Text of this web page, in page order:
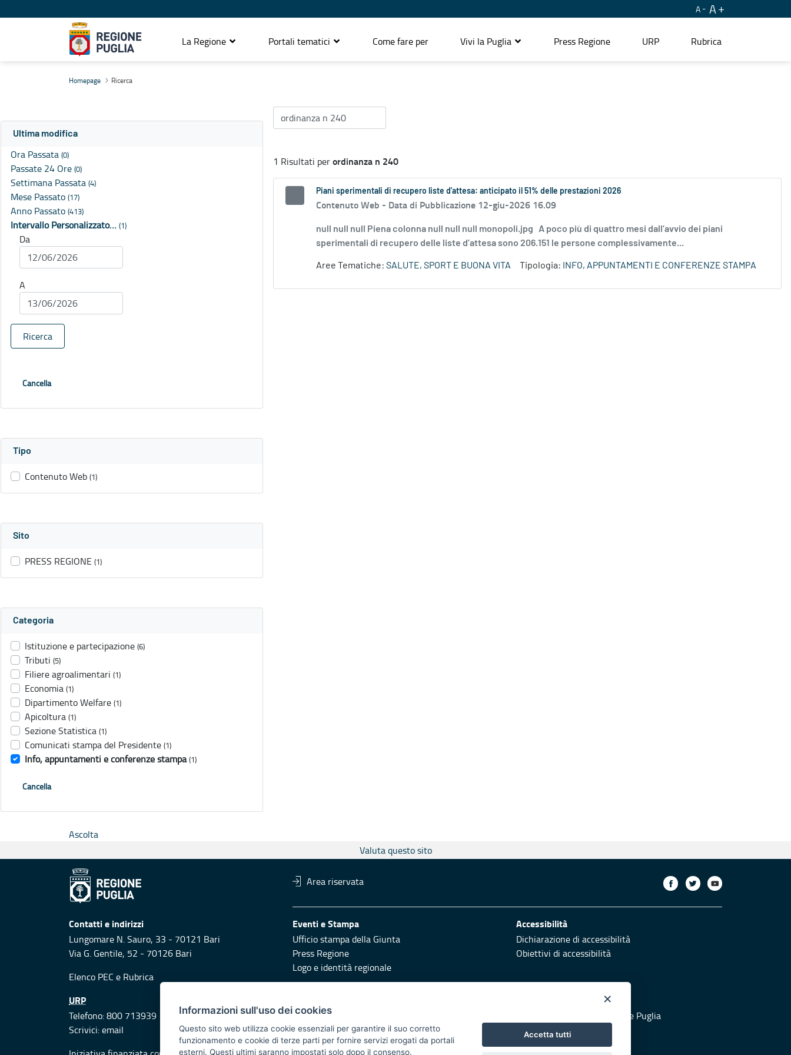
A A
La Regione Portali tematici Come fare per Vivi la Puglia Press Regione URP Rubrica
Homepage Ricerca
Ultima modifica
Ora Passata (0)
Passate 24 Ore (0)
Settimana Passata (4)
Mese Passato (17)
Anno Passato (413)
Intervallo Personalizzato… (1)
Da
A
Ricerca
Cancella
Tipo
Contenuto Web (1)
Sito
PRESS REGIONE (1)
Categoria
Istituzione e partecipazione (6)
Tributi (5)
Filiere agroalimentari (1)
Economia (1)
Dipartimento Welfare (1)
Apicoltura (1)
Sezione Statistica (1)
Comunicati stampa del Presidente (1)
Info, appuntamenti e conferenze stampa (1)
Cancella
1 Risultati perordinanza n 240
Piani sperimentali di recupero liste d'attesa: anticipato il 51% delle prestazioni 2026
Contenuto Web - Data di Pubblicazione 12-giu-2026 16.09
null null null Piena colonna null null null monopoli.jpg A poco più di quattro mesi dall’avvio dei piani
sperimentali di recupero delle liste d’attesa sono 206.151 le persone complessivamente...
Aree Tematiche: SALUTE, SPORT E BUONA VITA Tipologia: INFO, APPUNTAMENTI E CONFERENZE STAMPA
Ascolta
Valuta questo sito
Area riservata
Contatti e indirizzi
Lungomare N. Sauro, 33 - 70121 Bari
Via G. Gentile, 52 - 70126 Bari
Elenco PEC e Rubrica
Eventi e Stampa
Ufficio stampa della Giunta
Press Regione
Logo e identità regionale
Accessibilità
Dichiarazione di accessibilità
Obiettivi di accessibilità
URP
Telefono: 800 713939
Scrivici:email
Responsabili di pubblicazione Vai al sito di Protezione Civile Puglia
×
Informazioni sull'uso dei cookies
Questo sito web utilizza cookie essenziali per garantire il suo corretto
funzionamento e cookie di terze parti per fornire servizi erogati da portali
esterni. Questi ultimi saranno impostati solo dopo il consenso.
Accetta tutti